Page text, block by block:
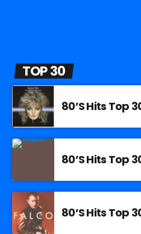
TOP 30
80’S Hits Top
80’S Hits Top
80’S Hits Top